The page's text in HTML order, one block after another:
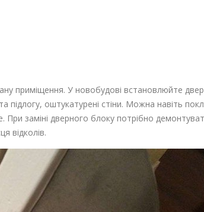
приміщення. У новобудові встановлюйте
оштукатурені стіни. Можна навіть
заміні дверного блоку потрібно
відколів.